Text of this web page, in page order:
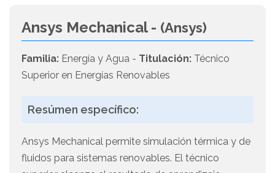
Ansys Mechanical - (Ansys)
Familia: Energía y Agua - Titulación: Técnico
Superior en Energías Renovables
Resúmen específico:
Ansys Mechanical permite simulación térmica y de
fluidos para sistemas renovables. El técnico